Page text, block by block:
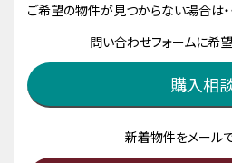
ご希望の物件が見つからない場合は・
問い合わせフォームに希
購入相
新着物件をメール